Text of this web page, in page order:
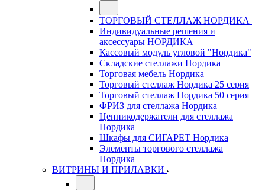
ТОРГОВЫЙ СТЕЛЛАЖ НОРДИКА
Индивидуальные решения и
аксессуары НОРДИКА
Кассовый модуль угловой "Нордика"
Складские стеллажи Нордика
Торговая мебель Нордика
Торговый стеллаж Нордика 25 серия
Торговый стеллаж Нордика 50 серия
ФРИЗ для стеллажа Нордика
Ценникодержатели для стеллажа
Нордика
Шкафы для СИГАРЕТ Нордика
Элементы торгового стеллажа
Нордика
ВИТРИНЫ И ПРИЛАВКИ